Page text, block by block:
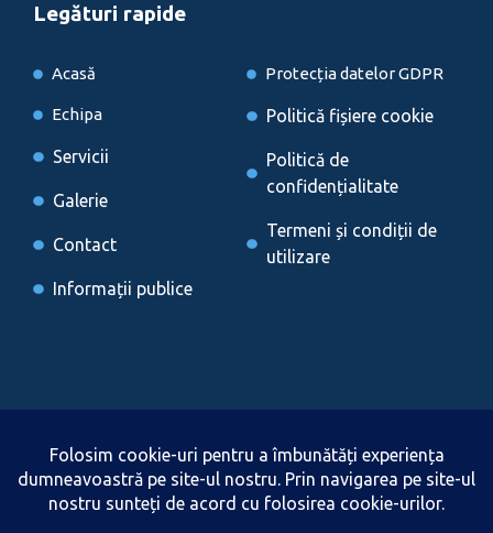
Legături rapide
Acasă
Echipa
Servicii
Galerie
Contact
Informații publice
Protecția datelor GDPR
Politică fișiere cookie
Politică de
confidențialitate
Termeni și condiții de
utilizare
Brașov